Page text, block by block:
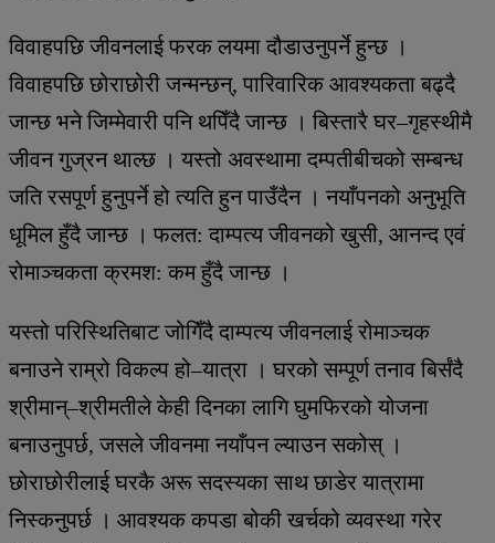
विवाहपछि जीवनलाई फरक लयमा दौडाउनुपर्ने हुन्छ ।
विवाहपछि छोराछोरी जन्मन्छन्, पारिवारिक आवश्यकता बढ्दै
जान्छ भने जिम्मेवारी पनि थपिँदै जान्छ । बिस्तारै घर–गृहस्थीमै
जीवन गुज्रन थाल्छ । यस्तो अवस्थामा दम्पतीबीचको सम्बन्ध
जति रसपूर्ण हुनुपर्ने हो त्यति हुन पाउँदैन । नयाँपनको अनुभूति
धूमिल हुँदै जान्छ । फलत: दाम्पत्य जीवनको खुसी, आनन्द एवं
रोमाञ्चकता क्रमश: कम हुँदै जान्छ ।
यस्तो परिस्थितिबाट जोगिँदै दाम्पत्य जीवनलाई रोमाञ्चक
बनाउने राम्रो विकल्प हो–यात्रा । घरको सम्पूर्ण तनाव बिर्संदै
श्रीमान्–श्रीमतीले केही दिनका लागि घुमफिरको योजना
बनाउनुपर्छ, जसले जीवनमा नयाँपन ल्याउन सकोस् ।
छोराछोरीलाई घरकै अरू सदस्यका साथ छाडेर यात्रामा
निस्कनुपर्छ । आवश्यक कपडा बोकी खर्चको व्यवस्था गरेर